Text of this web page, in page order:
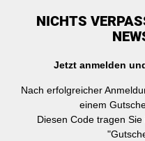
NICHTS
Jetzt anmelden
Nach erfolgreicher
einem
Diesen Code tragen